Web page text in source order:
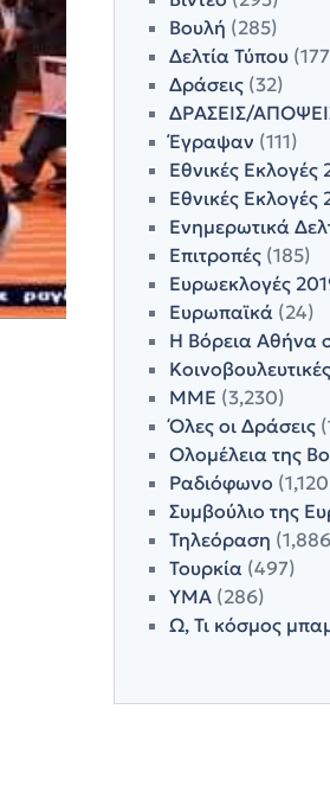
Βουλή (285)
Δελτία Τύπου
Δράσεις(32)
ΔΡΑΣΕΙΣ/
Έγραψαν (111)
Εθνικές Εκλογές
Εθνικές Εκλογές
Ενημερωτικά
Επιτροπές(185)
Ευρωεκλογές
Ευρωπαϊκά(24)
Η Βόρεια Αθήνα
ΜΜΕ (3,230)
Όλες οι Δράσεις
Ολομέλεια της
Ραδιόφωνο
Συμβούλιο της
Τηλεόραση
Τουρκία(497)
ΥΜΑ(286)
Ω, Τι κόσμος